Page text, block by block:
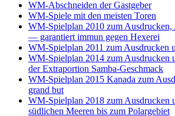
WM-Abschneiden der Gastgeber
WM-Spiele mit den meisten Toren
WM-Spielplan 2010 zum
— garantiert immun gegen Hexerei
WM-Spielplan 2011 zum Ausdrucken
WM-Spielplan 2014 zum
der Extraportion Samba-Geschmack
WM-Spielplan 2015 Kanada zum
grand but
WM-Spielplan 2018 zum
südlichen Meeren bis zum Polargebiet